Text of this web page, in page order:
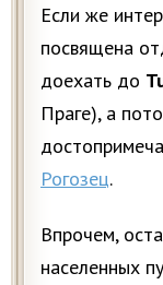
Если же
посвящена
доехать до
Праге), а
Рогозец.
Впрочем,
населенных